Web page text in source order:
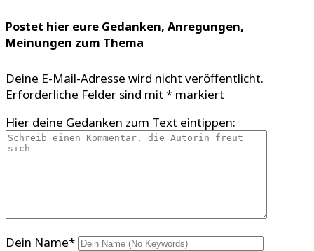
Postet hier eure Gedanken, Anregungen,
Meinungen zum Thema
Deine E-Mail-Adresse wird nicht veröffentlicht.
Erforderliche Felder sind mit * markiert
Hier deine Gedanken zum Text eintippen:
Dein Name*